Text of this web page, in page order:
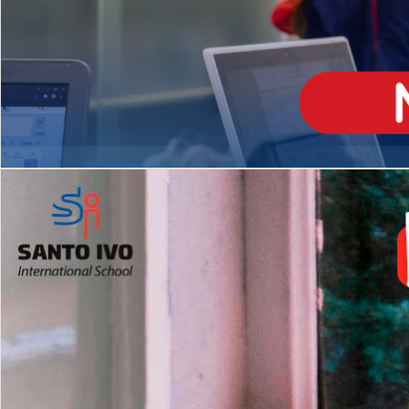
Matrículas Abertas 2026
MÉDIO
igh School
Dupla Diplomação
2º AO 5º ANO FUNDAMENTAL
es
Com imersão Bilingue - Anos
Finais